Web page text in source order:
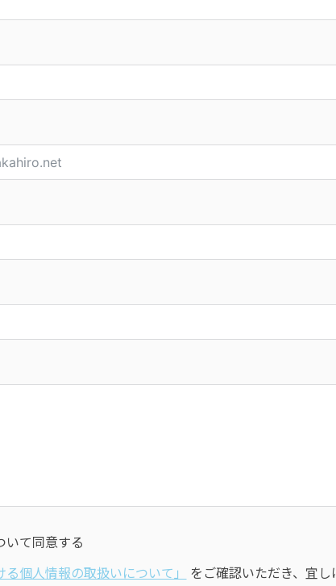
いて同意する
る個人情報の取扱いについて」
をご確認いただき、宜